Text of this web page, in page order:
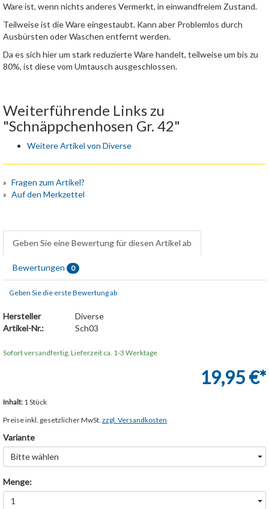
Ware ist, wenn nichts anderes Vermerkt, in einwandfreiem Zustand.
Teilweise ist die Ware eingestaubt. Kann aber Problemlos durch
Ausbürsten oder Waschen entfernt werden.
Da es sich hier um stark reduzierte Ware handelt, teilweise um bis zu
80%, ist diese vom Umtausch ausgeschlossen.
Weiterführende Links zu
"Schnäppchenhosen Gr. 42"
Weitere Artikel von Diverse
Fragen zum Artikel?
Auf den Merkzettel
Geben Sie eine Bewertung für diesen Artikel ab
Bewertungen 0
Geben Sie die erste Bewertung ab
Hersteller
Diverse
Artikel-Nr.:
Sch03
Sofort versandfertig, Lieferzeit ca. 1-3 Werktage
19,95 €*
Inhalt: 1 Stück
Preise inkl. gesetzlicher MwSt. zzgl. Versandkosten
Variante
Bitte wählen
Menge:
1